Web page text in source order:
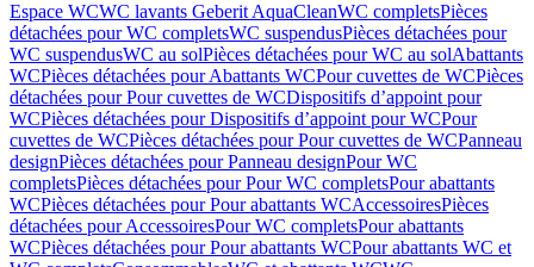
Espace WCWC lavants Geberit AquaCleanWC completsPièces
détachées pour WC completsWC suspendusPièces détachées pour
WC suspendusWC au solPièces détachées pour WC au solAbattants
WCPièces détachées pour Abattants WCPour cuvettes de WCPièces
détachées pour Pour cuvettes de WCDispositifs d’appoint pour
WCPièces détachées pour Dispositifs d’appoint pour WCPour
cuvettes de WCPièces détachées pour Pour cuvettes de WCPanneau
designPièces détachées pour Panneau designPour WC
completsPièces détachées pour Pour WC completsPour abattants
WCPièces détachées pour Pour abattants WCAccessoiresPièces
détachées pour AccessoiresPour WC completsPour abattants
WCPièces détachées pour Pour abattants WCPour abattants WC et